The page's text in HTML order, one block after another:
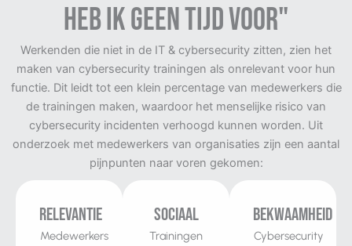
heb ik geen tijd voor"
Werkenden die niet in de IT & cybersecurity zitten, zien het
maken van cybersecurity trainingen als onrelevant voor hun
functie. Dit leidt tot een klein percentage van medewerkers die
de trainingen maken, waardoor het menselijke risico van
cybersecurity incidenten verhoogd kunnen worden. Uit
onderzoek met medewerkers van organisaties zijn een aantal
pijnpunten naar voren gekomen:
Relevantie
Medewerkers
Sociaal
Trainingen
Bekwaamheid
Cybersecurity